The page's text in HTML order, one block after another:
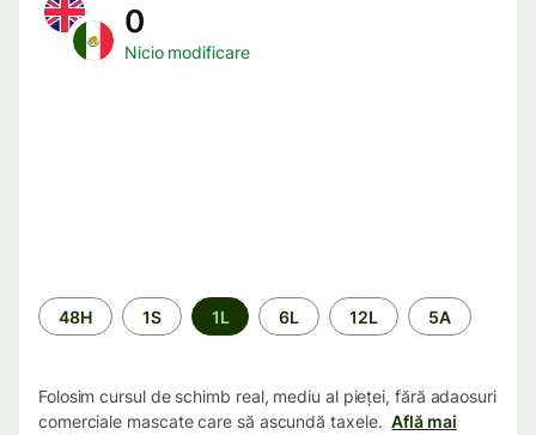
0
Nicio modificare
Perioada
48H 1S 1L 6L 12L 5A
Folosim cursul de schimb real, mediu al pieței, fără adaosuri
comerciale mascate care să ascundă taxele. Află mai